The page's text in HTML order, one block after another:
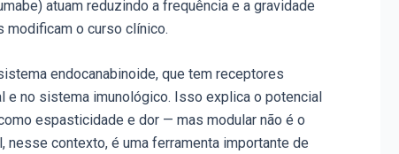
atuam reduzindo a frequência e a gravidade
modificam o curso clínico.
endocanabinoide, que tem receptores
no sistema imunológico. Isso explica o potencial
espasticidade e dor — mas modular não é o
nesse contexto, é uma ferramenta importante de